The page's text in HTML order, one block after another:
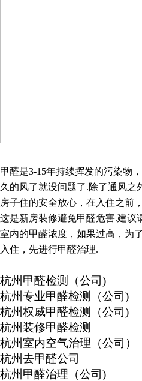
甲醛是3-15年持续挥发的污染物
久的风了就没问题了.除了通风之
房子住的安全放心，在入住之前
这是新房装修避免甲醛危害.建议
室内的甲醛浓度，如果过高，为
入住，先进行甲醛治理.
杭州甲醛检测（公司)
杭州专业甲醛检测（公司)
杭州权威甲醛检测（公司)
杭州装修甲醛检测
杭州室内空气治理（公司）
杭州去甲醛公司
杭州甲醛治理（公司)